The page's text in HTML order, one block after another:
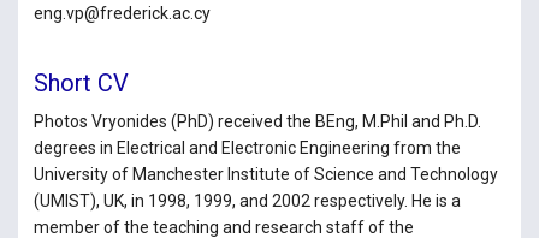
eng.vp@frederick.ac.cy
Short CV
Photos Vryonides (PhD) received the BEng, M.Phil and Ph.D.
degrees in Electrical and Electronic Engineering from the
University of Manchester Institute of Science and Technology
(UMIST), UK, in 1998, 1999, and 2002 respectively. He is a
member of the teaching and research staff of the